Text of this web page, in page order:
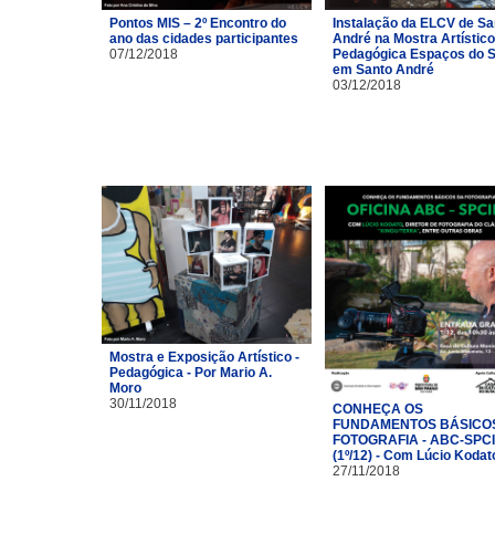
Pontos MIS – 2º Encontro do
ano das cidades participantes
07/12/2018
Instalação da ELCV de
André na Mostra
Pedagógica Espaços do
em Santo André
03/12/2018
Mostra e Exposição Artístico -
Pedagógica - Por Mario A.
Moro
30/11/2018
CONHEÇA OS
FUNDAMENTOS
FOTOGRAFIA - ABC-
(1º/12) - Com Lúcio
27/11/2018